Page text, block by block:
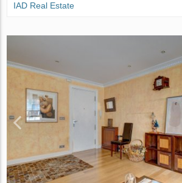
IAD Real Estate